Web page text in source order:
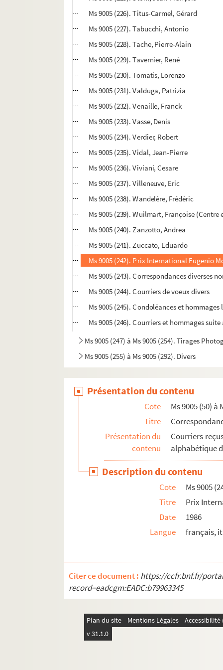
Ms 9005 (226). Titus-Carmel, Gérard
Ms 9005 (227). Tabucchi, Antonio
Ms 9005 (228). Tache, Pierre-Alain
Ms 9005 (229). Tavernier, René
Ms 9005 (230). Tomatis, Lorenzo
Ms 9005 (231). Valduga, Patrizia
Ms 9005 (232). Venaille, Franck
Ms 9005 (233). Vasse, Denis
Ms 9005 (234). Verdier, Robert
Ms 9005 (235). Vidal, Jean-Pierre
Ms 9005 (236). Viviani, Cesare
Ms 9005 (237). Villeneuve, Eric
Ms 9005 (238). Wandelère, Frédéric
Ms 9005 (239). Wuilmart, Françoise
Ms 9005 (240). Zanzotto, Andrea
Ms 9005 (241). Zuccato, Eduardo
Ms 9005 (242). Prix International Eugenio
Ms 9005 (243). Correspondances diverses
Ms 9005 (244). Courriers de voeux divers
Ms 9005 (245). Condoléances et
Ms 9005 (246). Courriers et hommages
Ms 9005 (247) à Ms 9005 (254). Tirages
Ms 9005 (255) à Ms 9005 (292). Divers
Présentation du contenu
Cote
Ms 9005 (50) à
Titre
Présentation du
contenu
Courriers
alphabétique
Description du contenu
Cote
Ms 9005
Titre
Prix
Date
1986
Langue
français,
Citer ce document : https://ccfr.bnf.fr/
record=eadcgm:EADC:b79963345
Plan du site Mentions Légales
v 31.1.0